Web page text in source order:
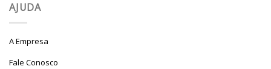
AJUDA
A Empresa
Fale Conosco